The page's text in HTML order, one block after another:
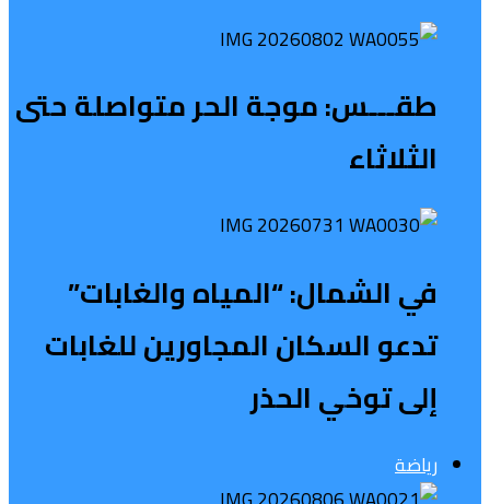
طقـــس: موجة الحر متواصلة حتى
الثلاثاء
في الشمال: “المياه والغابات”
تدعو السكان المجاورين للغابات
إلى توخي الحذر
رياضة